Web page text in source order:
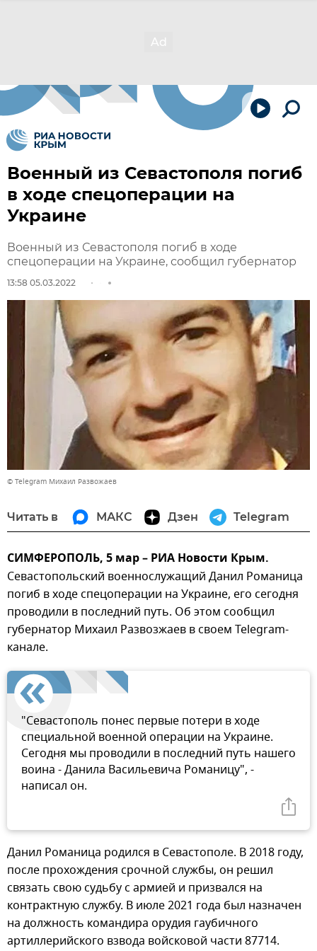
Военный из Севастополя погиб
в ходе спецоперации на
Украине
Военный из Севастополя погиб в ходе
спецоперации на Украине, сообщил губернатор
13:58 05.03.2022
© Telegram Михаил Развожаев
Читать в МАКС Дзен Telegram
СИМФЕРОПОЛЬ, 5 мар – РИА Новости Крым.
Севастопольский военнослужащий Данил Романица
погиб в ходе спецоперации на Украине, его сегодня
проводили в последний путь. Об этом сообщил
губернатор Михаил Развозжаев в своем Telegram-
канале.
"Севастополь понес первые потери в ходе
специальной военной операции на Украине.
Сегодня мы проводили в последний путь нашего
воина - Данила Васильевича Романицу", -
написал он.
Данил Романица родился в Севастополе. В 2018 году,
после прохождения срочной службы, он решил
связать свою судьбу с армией и призвался на
контрактную службу. В июле 2021 года был назначен
на должность командира орудия гаубичного
артиллерийского взвода войсковой части 87714.